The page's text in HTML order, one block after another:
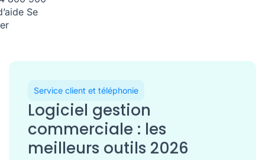
Se
Service client et téléphonie
Logiciel gestion
commerciale : les
meilleurs outils 2026